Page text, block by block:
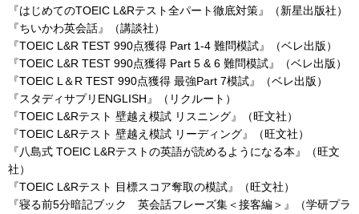
『はじめてのTOEIC L&Rテスト全パート徹底対策』（新星出版社）
『ちいかわ英会話』（講談社）
『TOEIC L&R TEST 990点獲得 Part 1-4 難問模試』（ベレ出版）
『TOEIC L&R TEST 990点獲得 Part 5 & 6 難問模試』（ベレ出版）
『TOEIC L＆R TEST 990点獲得 最強Part 7模試』（ベレ出版）
『スタディサプリENGLISH』（リクルート）
『TOEIC L&Rテスト 壁越え模試 リスニング』（旺文社）
『TOEIC L&Rテスト 壁越え模試 リーディング』（旺文社）
『八島式 TOEIC L&Rテストの英語が読めるようになる本』（旺文
社）
『TOEIC L&Rテスト 目標スコア奪取の模試』（旺文社）
『寝る前5分暗記ブック 英会話フレーズ集＜接客編＞』（学研プラ